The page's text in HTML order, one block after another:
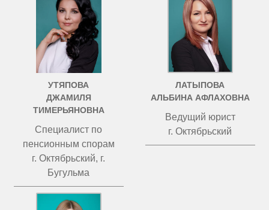
УТЯПОВА
ДЖАМИЛЯ
ТИМЕРЬЯНОВНА
Специалист по
пенсионным спорам
г. Октябрьский, г.
Бугульма
ЛАТЫПОВА
АЛЬБИНА АФЛАХОВНА
Ведущий юрист
г. Октябрьский